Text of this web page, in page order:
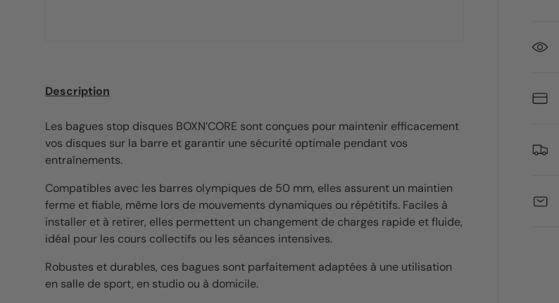
Description
Les bagues stop disques BOXN’CORE sont conçues pour maintenir efficacement
vos disques sur la barre et garantir une sécurité optimale pendant vos
entraînements.
Compatibles avec les barres olympiques de 50 mm, elles assurent un maintien
ferme et fiable, même lors de mouvements dynamiques ou répétitifs. Faciles à
installer et à retirer, elles permettent un changement de charges rapide et fluide,
idéal pour les cours collectifs ou les séances intensives.
Robustes et durables, ces bagues sont parfaitement adaptées à une utilisation
en salle de sport, en studio ou à domicile.